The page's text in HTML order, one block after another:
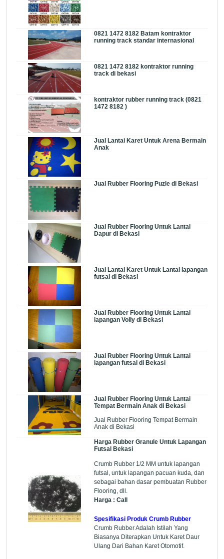
0821 1472 8182 Batam kontraktor
running track standar internasional
0821 1472 8182 kontraktor running
track di bekasi
kontraktor rubber running track (0821
1472 8182 )
Jual Lantai Karet Untuk Arena Bermain
Anak
Jual Rubber Flooring Puzle di Bekasi
Jual Rubber Flooring Untuk Lantai
Dapur di Bekasi
Jual Lantai Karet Untuk Lantai lapangan
futsal di Bekasi
Jual Rubber Flooring Untuk Lantai
lapangan Volly di Bekasi
Jual Rubber Flooring Untuk Lantai
lapangan futsal di Bekasi
Jual Rubber Flooring Untuk Lantai
Tempat Bermain Anak di Bekasi
Jual Rubber Flooring Tempat Bermain
Anak di Bekasi
Harga Rubber Granule Untuk Lapangan
Futsal Bekasi
Crumb Rubber 1/2 MM untuk lapangan
futsal, untuk lapangan pacuan kuda, dan
sebagai bahan dasar pembuatan Rubber
Flooring, dll.
Harga : Call
Spesifikasi Produk Crumb Rubber
Crumb Rubber Adalah Istilah Yang
Biasanya Diterapkan Untuk Karet Daur
Ulang Dari Bahan Karet Otomotif.